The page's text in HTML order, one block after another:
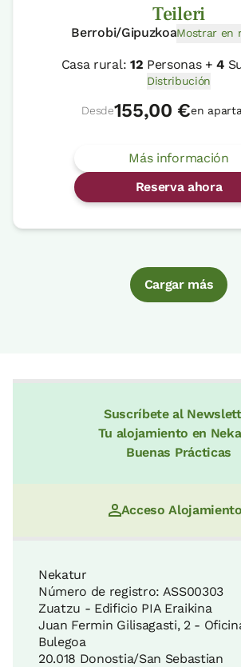
Teileri
Berrobi/GipuzkoaMostrar en
Casa rural: 12 Personas +4
Distribución
Desde155,00 €en
Más información
Reserva ahora
Cargar más
Suscríbete al
Tu alojamiento en
Buenas Prácticas
Acceso
Nekatur
Número de registro: ASS00303
Zuatzu - Edificio PIA Eraikina
Juan Fermin Gilisagasti, 2 -
Bulegoa
20.018 Donostia/San Sebastian